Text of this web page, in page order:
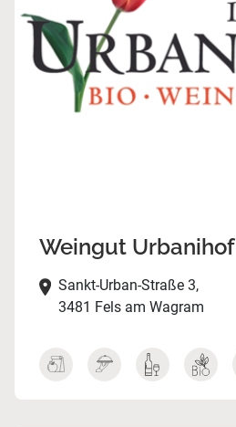
Weingut Urbanihof
Sankt-Urban-Straße 3,
3481 Fels am Wagram